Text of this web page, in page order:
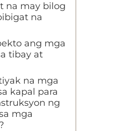
na may bilog
na
ang mga
tibay at
na mga
kapal para
ng
mga